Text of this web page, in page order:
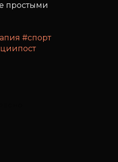
простыми
#спорт